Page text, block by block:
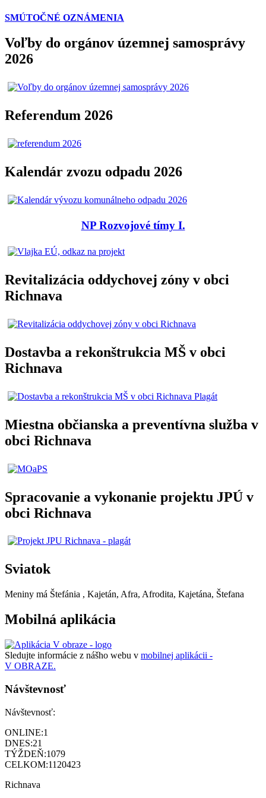
SMÚTOČNÉ OZNÁMENIA
Voľby do orgánov územnej samosprávy
2026
Referendum 2026
Kalendár zvozu odpadu 2026
NP Rozvojové tímy I.
Revitalizácia oddychovej zóny v obci
Richnava
Dostavba a rekonštrukcia MŠ v obci
Richnava
Miestna občianska a preventívna služba v
obci Richnava
Spracovanie a vykonanie projektu JPÚ v
obci Richnava
Sviatok
Meniny má Štefánia , Kajetán, Afra, Afrodita, Kajetána, Štefana
Mobilná aplikácia
Sledujte informácie z nášho webu v mobilnej aplikácii -
V OBRAZE.
Návštevnosť
Návštevnosť:
ONLINE:1
DNES:21
TÝŽDEŇ:1079
CELKOM:1120423
Richnava